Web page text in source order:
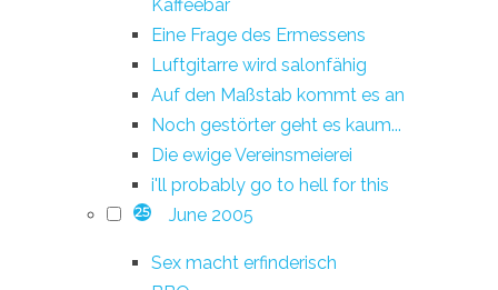
Kaffeebar
Eine Frage des Ermessens
Luftgitarre wird salonfähig
Auf den Maßstab kommt es an
Noch gestörter geht es kaum...
Die ewige Vereinsmeierei
i'll probably go to hell for this
25 June 2005
Sex macht erfinderisch